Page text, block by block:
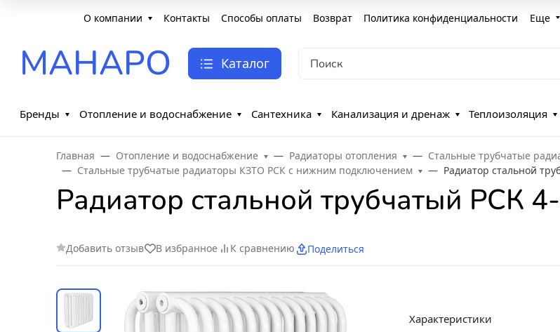
О компании Контакты Способы оплаты Возврат Политика конфиденциальности Еще
МАНАРО Каталог
Бренды Отопление и водоснабжение Сантехника Канализация и дренаж Теплоизоляция
Главная Отопление и водоснабжение Радиаторы отопления Стальные трубчатые
Стальные трубчатые радиаторы КЗТО РСК с нижним подключением
Радиатор стальной
Радиатор стальной трубчатый РСК
Добавить отзыв В избранное К сравнению Поделиться
Характеристики